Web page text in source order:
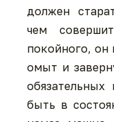
должен
чем
покойного, он
омыт и
быть в